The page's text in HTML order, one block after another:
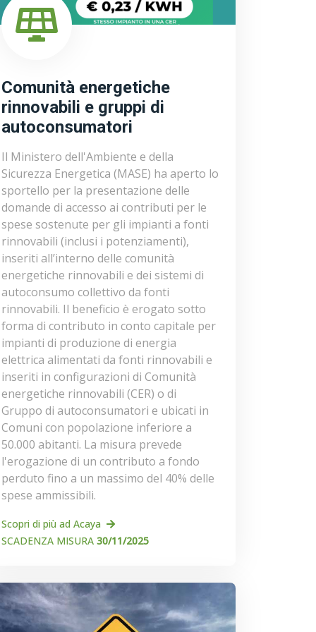
Comunità energetiche
rinnovabili e gruppi di
autoconsumatori
Il Ministero dell'Ambiente e della
Sicurezza Energetica (MASE) ha aperto lo
sportello per la presentazione delle
domande di accesso ai contributi per le
spese sostenute per gli impianti a fonti
rinnovabili (inclusi i potenziamenti),
inseriti all’interno delle comunità
energetiche rinnovabili e dei sistemi di
autoconsumo collettivo da fonti
rinnovabili. Il beneficio è erogato sotto
forma di contributo in conto capitale per
impianti di produzione di energia
elettrica alimentati da fonti rinnovabili e
inseriti in configurazioni di Comunità
energetiche rinnovabili (CER) o di
Gruppo di autoconsumatori e ubicati in
Comuni con popolazione inferiore a
50.000 abitanti. La misura prevede
l'erogazione di un contributo a fondo
perduto fino a un massimo del 40% delle
spese ammissibili.
Scopri di più ad Acaya
SCADENZA MISURA 30/11/2025